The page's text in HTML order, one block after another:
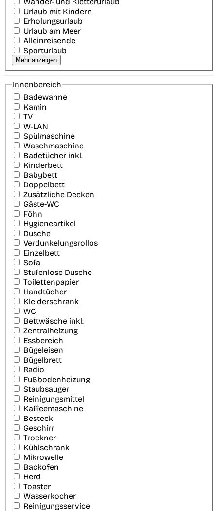
Urlaub mit Kindern
Erholungsurlaub
Urlaub am Meer
Alleinreisende
Sporturlaub
Mehr anzeigen
Innenbereich
Badewanne
Kamin
TV
W-LAN
Spülmaschine
Waschmaschine
Badetücher inkl.
Kinderbett
Babybett
Doppelbett
Zusätzliche Decken
Gäste-WC
Föhn
Hygieneartikel
Dusche
Verdunkelungsrollos
Einzelbett
Sofa
Stufenlose Dusche
Toilettenpapier
Handtücher
Kleiderschrank
WC
Bettwäsche inkl.
Zentralheizung
Essbereich
Bügeleisen
Bügelbrett
Radio
Fußbodenheizung
Staubsauger
Reinigungsmittel
Kaffeemaschine
Besteck
Geschirr
Trockner
Kühlschrank
Mikrowelle
Backofen
Herd
Toaster
Wasserkocher
Reinigungsservice